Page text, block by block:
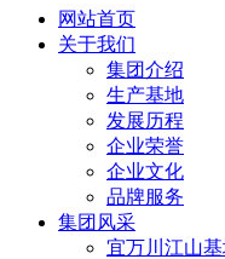
网站首页
关于我们
集团介绍
生产基地
发展历程
企业荣誉
企业文化
品牌服务
集团风采
宜万川江山